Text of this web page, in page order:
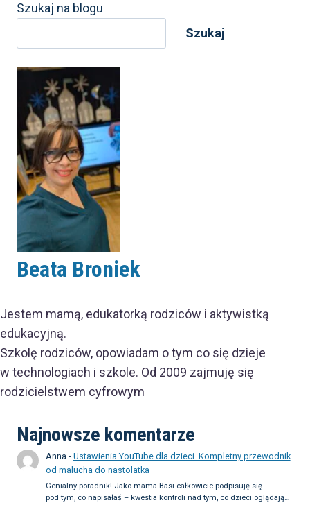
TELEFON!
Szukaj na blogu
Szukaj
Beata Broniek
Jestem mamą, edukatorką rodziców i aktywistką
edukacyjną.
Szkolę rodziców, opowiadam o tym co się dzieje
w technologiach i szkole. Od 2009 zajmuję się
rodzicielstwem cyfrowym
Najnowsze komentarze
Anna - Ustawienia YouTube dla dzieci. Kompletny przewodnik
od malucha do nastolatka
Genialny poradnik! Jako mama Basi całkowicie podpisuję się
pod tym, co napisałaś – kwestia kontroli nad tym, co dzieci oglądają…